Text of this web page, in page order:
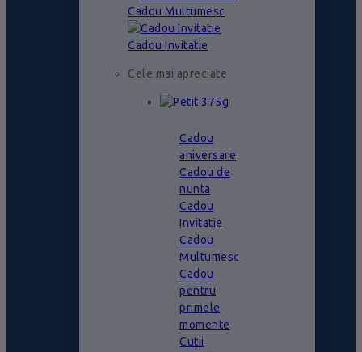
Cadou Multumesc
Cadou Invitatie
Cele mai apreciate
Cadou
aniversare
Cadou de
nunta
Cadou
Invitatie
Cadou
Multumesc
Cadou
pentru
primele
momente
Cutii